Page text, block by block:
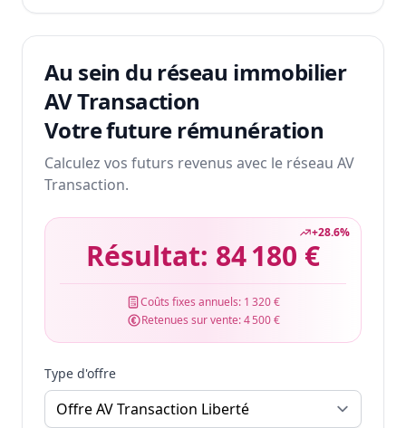
Au sein du réseau immobilier
AV Transaction
Votre future rémunération
Calculez vos futurs revenus avec le réseau AV
Transaction.
+28.6%
Résultat: 84 180 €
Coûts fixes annuels: 1 320 €
Retenues sur vente:4 500 €
Type d'offre